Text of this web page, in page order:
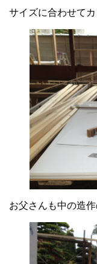
サイズに合わせて
お父さんも中の造